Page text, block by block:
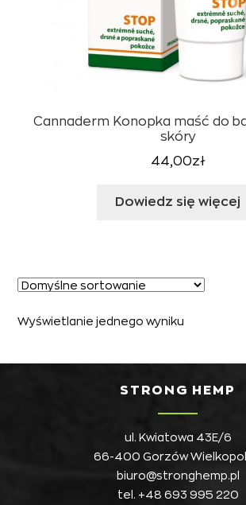
Cannaderm Konopka maść do
skóry
44,00zł
Dowiedz się więcej
Wyświetlanie jednego wyniku
STRONG HEMP
ul. Kwiatowa 43E/6
66-400 Gorzów
biuro@stronghemp.pl
tel. +48 693 995 220